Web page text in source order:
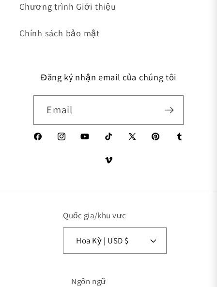
Chương trình Giới thiệu
Chính sách bảo mật
Đăng ký nhận email của chúng tôi
Email
FacebookInstagramYouTubeTikTokX (Twitter)PinterestTumblr
Vimeo
Quốc gia/khu vực
Hoa Kỳ | USD $
Ngôn ngữ